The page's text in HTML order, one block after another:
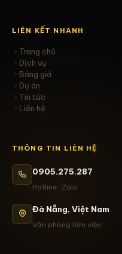
LIÊN KẾT NHANH
Trang chủ
Dịch vụ
Bảng giá
Dự án
Tin tức
Liên hệ
THÔNG TIN LIÊN HỆ
0905.275.287
Hotline · Zalo
Đà Nẵng, Việt Nam
Văn phòng làm việc